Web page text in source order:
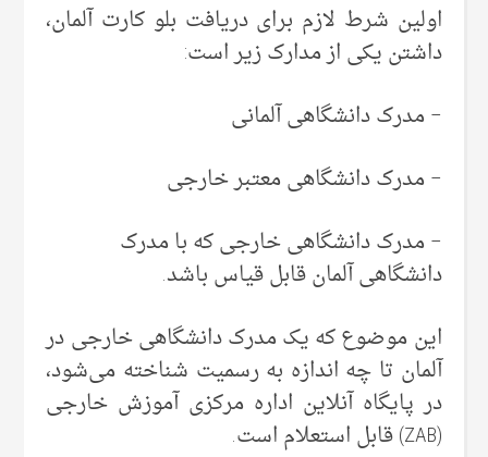
اولین شرط لازم برای دریافت بلو کارت آلمان،
داشتن یکی از مدارک زیر است:
– مدرک دانشگاهی آلمانی
– مدرک دانشگاهی معتبر خارجی
– مدرک دانشگاهی خارجی که با مدرک
دانشگاهی آلمان قابل قیاس باشد.
این موضوع که یک مدرک دانشگاهی خارجی در
آلمان تا چه اندازه به رسمیت شناخته می‌شود،
در پایگاه آنلاین اداره مرکزی آموزش خارجی
(ZAB) قابل استعلام است.